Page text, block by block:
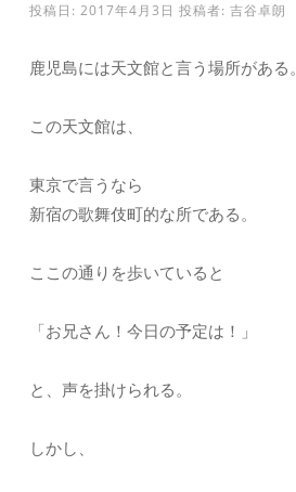
投稿日: 2017年4月3日 投稿者: 吉谷卓朗
鹿児島には天文館と言う場所がある。
この天文館は、
東京で言うなら
新宿の歌舞伎町的な所である。
ここの通りを歩いていると
「お兄さん！今日の予定は！」
と、声を掛けられる。
しかし、